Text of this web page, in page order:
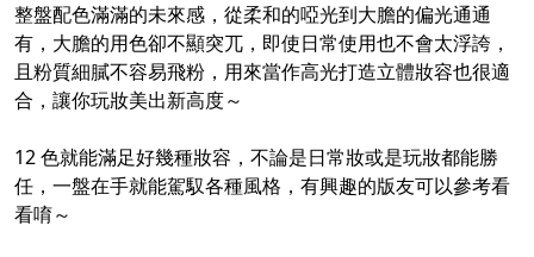
整盤配色滿滿的未來感，從柔和的啞光到大膽的偏光通通
有，大膽的用色卻不顯突兀，即使日常使用也不會太浮誇，
且粉質細膩不容易飛粉，用來當作高光打造立體妝容也很適
合，讓你玩妝美出新高度～
12 色就能滿足好幾種妝容，不論是日常妝或是玩妝都能勝
任，一盤在手就能駕馭各種風格，有興趣的版友可以參考看
看唷～